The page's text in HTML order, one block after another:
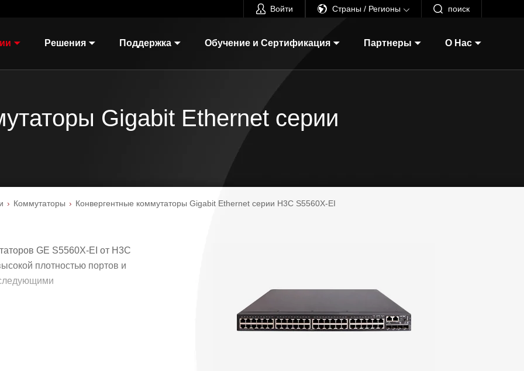
Войти Страны / Регионы поиск
Решения Поддержка Обучение и Сертификация Партнеры О Нас
Gigabit Ethernet серии
Коммутаторы Конвергентные коммутаторы Gigabit Ethernet серии H3C S5560X-EI
GE S5560X-EI от H3C
плотностью портов и
сегментов на